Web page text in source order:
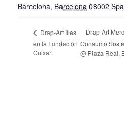
Barcelona, Barcelona 08002
Drap-Art Illes
en la Fundación
Cuixart
Drap-Art
Consumo
@ Plaza Real,